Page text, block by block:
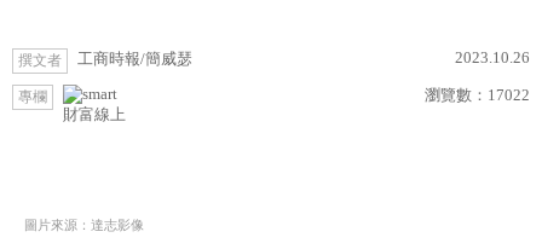
撰文者 工商時報/簡威瑟 2023.10.26
專欄
財富線上
瀏覽數： 17022
圖片來源：達志影像